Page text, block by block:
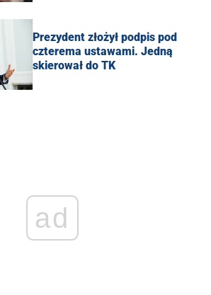
Prezydent złożył podpis pod
czterema ustawami. Jedną
skierował do TK
ad